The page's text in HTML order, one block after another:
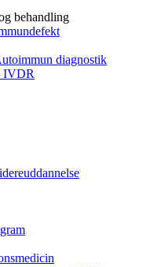
behandling
diagnostik
IVDR